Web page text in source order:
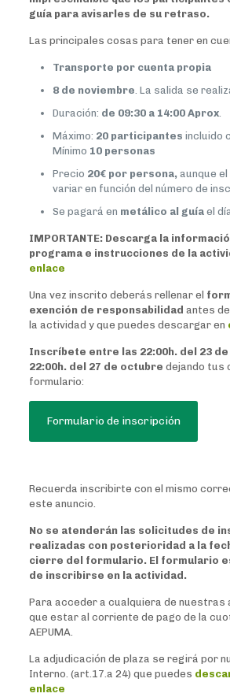
guía para avisarles de su retraso.
Las principales cosas para tener en
Transporte por cuenta propia
8 de noviembre . La salida se
Duración: de 09:30 a 14:00 Aprox.
Máximo: 20 participantes incluido
Mínimo 10 personas
Precio 20€ por persona, aunque
variar en función del número de
Se pagará en metálico al guía el
IMPORTANTE: Descarga la
programa e instrucciones de la
enlace
Una vez inscrito deberás rellenar el
exención de responsabilidad antes
la actividad y que puedes descargar en
Inscríbete entre las 22:00h. del 23
22:00h. del 27 de octubre dejando tus
formulario:
Formulario de inscripción
Recuerda inscribirte con el mismo
este anuncio.
No se atenderán las solicitudes de
realizadas con posterioridad a la
cierre del formulario. El formulario
de inscribirse en la actividad.
Para acceder a cualquiera de nuestras
que estar al corriente de pago de la
AEPUMA.
La adjudicación de plaza se regirá por
Interno. (art.17.a 24) que puedes
enlace